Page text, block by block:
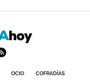
OCIO COFRADÍAS